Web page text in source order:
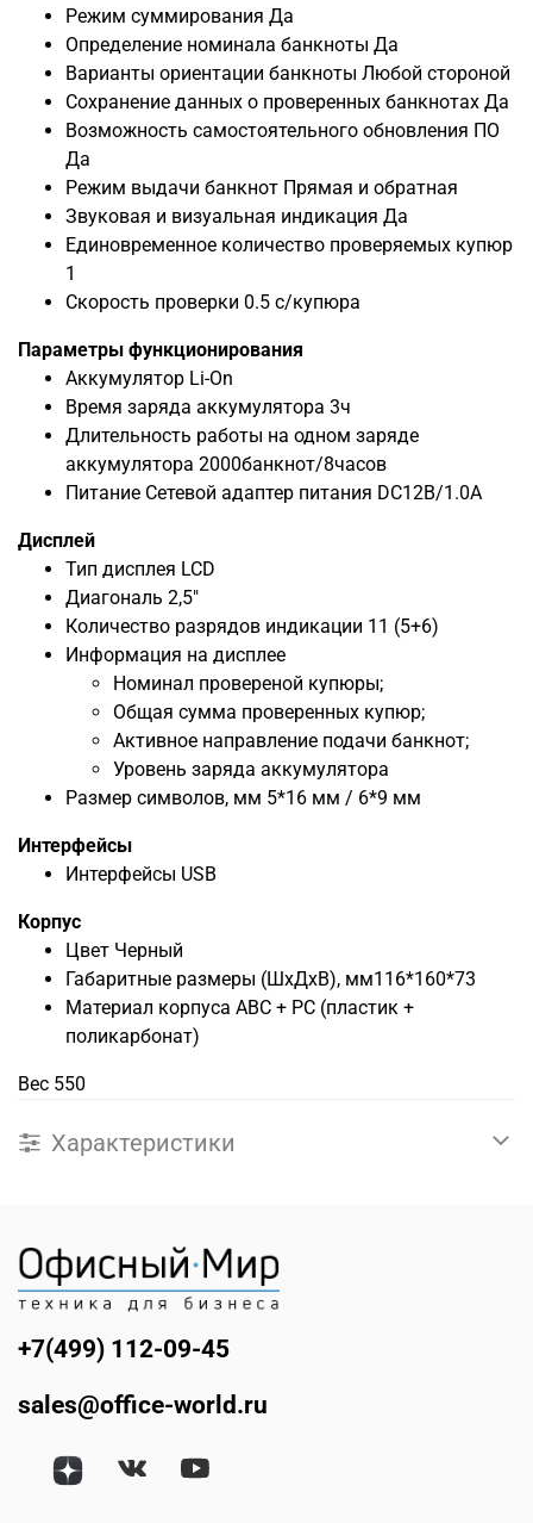
Режим суммирования Да
Определение номинала банкноты Да
Варианты ориентации банкноты Любой стороной
Сохранение данных о проверенных банкнотах Да
Возможность самостоятельного обновления ПО
Да
Режим выдачи банкнот Прямая и обратная
Звуковая и визуальная индикация Да
Единовременное количество проверяемых купюр
1
Скорость проверки 0.5 с/купюра
Параметры функционирования
Аккумулятор Li-On
Время заряда аккумулятора 3ч
Длительность работы на одном заряде
аккумулятора 2000банкнот/8часов
Питание Сетевой адаптер питания DC12В/1.0A
Дисплей
Тип дисплея LCD
Диагональ 2,5"
Количество разрядов индикации 11 (5+6)
Информация на дисплее
Номинал провереной купюры;
Общая сумма проверенных купюр;
Активное направление подачи банкнот;
Уровень заряда аккумулятора
Размер символов, мм 5*16 мм / 6*9 мм
Интерфейсы
Интерфейсы USB
Корпус
Цвет Черный
Габаритные размеры (ШхДхВ), мм116*160*73
Материал корпуса ABC + PC (пластик +
поликарбонат)
Вес 550
Характеристики
+7(499) 112-09-45
sales@office-world.ru